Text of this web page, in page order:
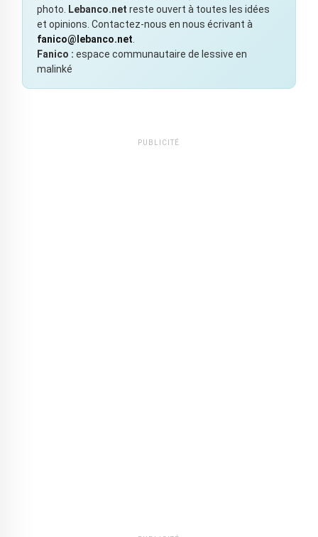
photo.
Lebanco.net reste ouvert à toutes les idées
et opinions. Contactez-nous en nous écrivant à
fanico@lebanco.net
Fanico : espace communautaire de lessive en
malinké
PUBLICITÉ